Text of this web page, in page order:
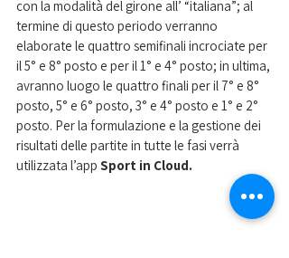
con la modalità del girone all’ “italiana”; al
termine di questo periodo verranno
elaborate le quattro semifinali incrociate per
il 5° e 8° posto e per il 1° e 4° posto; in ultima,
avranno luogo le quattro finali per il 7° e 8°
posto, 5° e 6° posto, 3° e 4° posto e 1° e 2°
posto. Per la formulazione e la gestione dei
risultati delle partite in tutte le fasi verrà
utilizzata l’app Sport in Cloud.